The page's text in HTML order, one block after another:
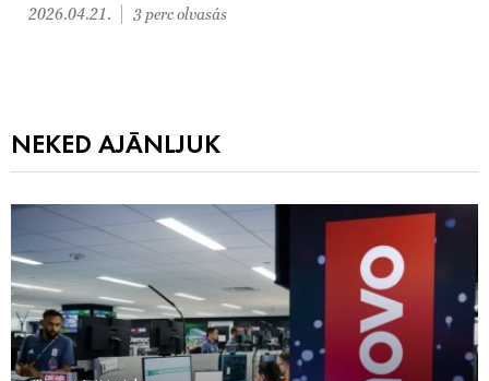
2026.04.21. 3 perc olvasás
NEKED AJÁNLJUK